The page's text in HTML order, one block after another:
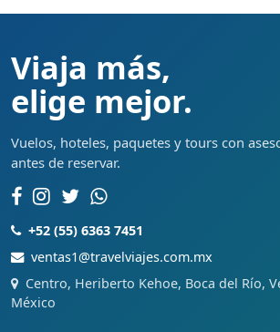
Viaja más,
elige mejor.
Vuelos, hoteles, paquetes y tours con
antes de reservar.
+52 (55) 6363 7451
ventas1@travelviajes.com.mx
Centro, Heriberto Kehoe, Boca del Río,
México